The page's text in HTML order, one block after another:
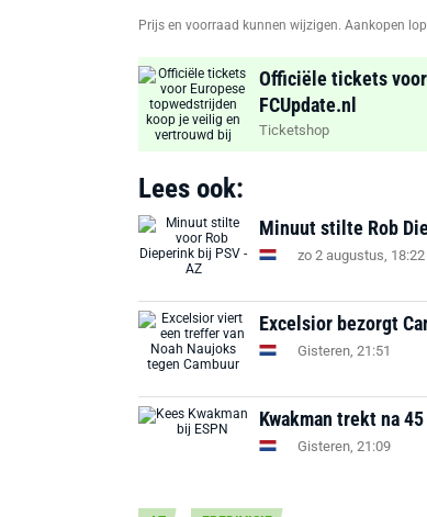
Prijs en voorraad kunnen wijzigen. Aankopen
Officiële tickets
FCUpdate.nl
Ticketshop
Lees ook:
Minuut stilte Rob
zo 2 augustus, 18:22
Excelsior bezorgt
Gisteren, 21:51
Kwakman trekt na
Gisteren, 21:09